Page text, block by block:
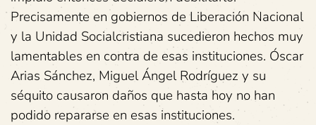
Precisamente en gobiernos de Liberación Nacional
y la Unidad Socialcristiana sucedieron hechos muy
lamentables en contra de esas instituciones. Óscar
Arias Sánchez, Miguel Ángel Rodríguez y su
séquito causaron daños que hasta hoy no han
podido repararse en esas instituciones.